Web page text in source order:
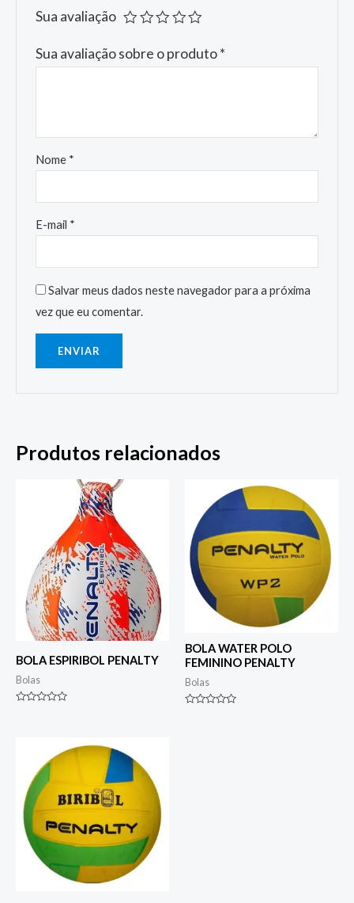
Sua avaliação
Sua avaliação sobre o produto*
Nome *
E-mail *
Salvar meus dados neste navegador para a próxima
vez que eu comentar.
Produtos relacionados
BOLA ESPIRIBOL PENALTY
Bolas
BOLA WATER POLO
FEMININO PENALTY
Bolas